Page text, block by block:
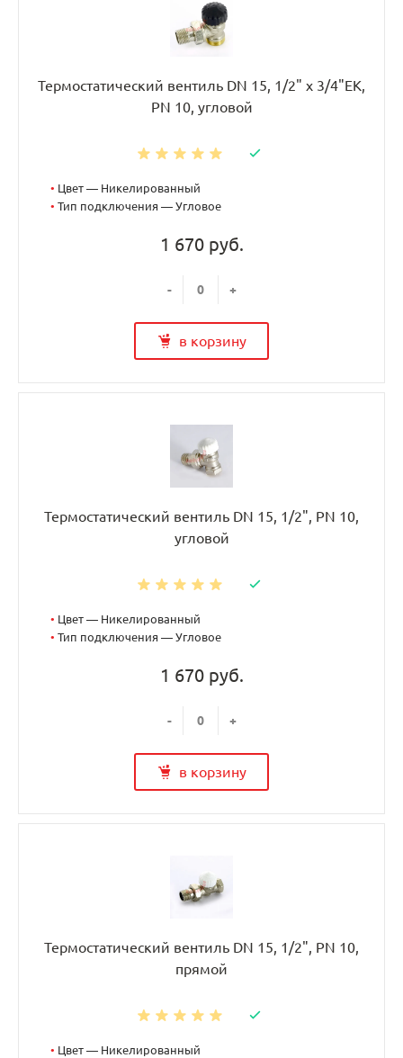
Термостатический вентиль DN 15, 1/2" х 3/4"EK,
PN 10, угловой
• Цвет — Никелированный
• Тип подключения — Угловое
1 670 руб.
- +
в корзину
Термостатический вентиль DN 15, 1/2", PN 10,
угловой
• Цвет — Никелированный
• Тип подключения — Угловое
1 670 руб.
- +
в корзину
Термостатический вентиль DN 15, 1/2", PN 10,
прямой
• Цвет — Никелированный